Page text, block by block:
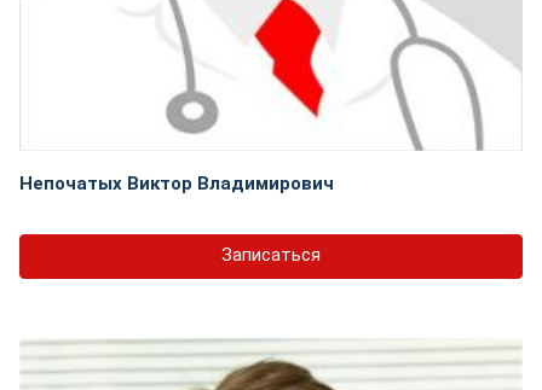
Непочатых Виктор Владимирович
Записаться